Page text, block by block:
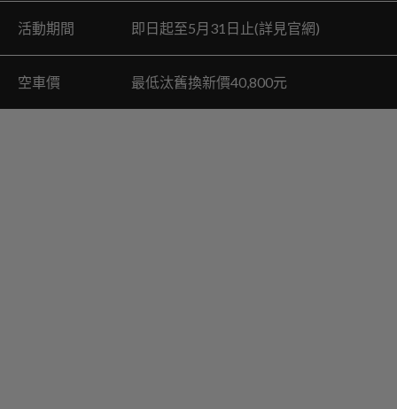
活動期間 即日起至5月31日止(詳見官網)
空車價 最低汰舊換新價40,800元